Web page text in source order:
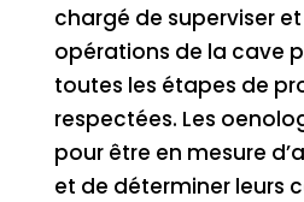
chargé de superviser
opérations de la cave
toutes les étapes de
respectées. Les
pour être en mesure
et de déterminer leurs